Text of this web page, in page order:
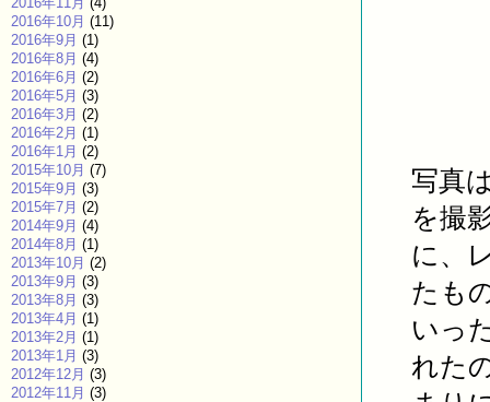
写真
を撮
に、
たも
いっ
れた
2016年10月 (11)
2016年9月 (1)
2016年8月 (4)
2016年6月 (2)
2016年5月 (3)
2016年3月 (2)
2016年2月 (1)
2016年1月 (2)
2015年10月 (7)
2015年9月 (3)
2015年7月 (2)
2014年9月 (4)
2014年8月 (1)
2013年10月 (2)
2013年9月 (3)
2013年8月 (3)
2013年4月 (1)
2013年2月 (1)
2013年1月 (3)
2012年12月 (3)
2012年11月 (3)